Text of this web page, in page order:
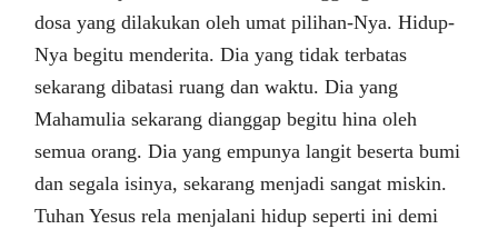
dosa yang dilakukan oleh umat pilihan-Nya. Hidup-
Nya begitu menderita. Dia yang tidak terbatas
sekarang dibatasi ruang dan waktu. Dia yang
Mahamulia sekarang dianggap begitu hina oleh
semua orang. Dia yang empunya langit beserta bumi
dan segala isinya, sekarang menjadi sangat miskin.
Tuhan Yesus rela menjalani hidup seperti ini demi